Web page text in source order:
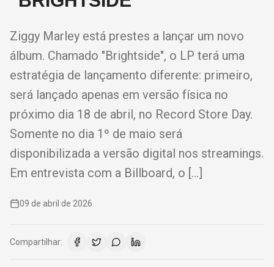
Ziggy Marley está prestes a lançar um novo
álbum. Chamado "Brightside", o LP terá uma
estratégia de lançamento diferente: primeiro,
será lançado apenas em versão física no
próximo dia 18 de abril, no Record Store Day.
Somente no dia 1º de maio será
disponibilizada a versão digital nos streamings.
Em entrevista com a Billboard, o […]
09 de abril de 2026
Compartilhar: